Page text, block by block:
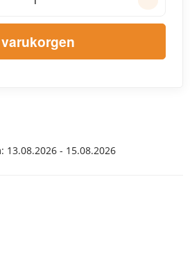
13.08.2026 - 15.08.2026